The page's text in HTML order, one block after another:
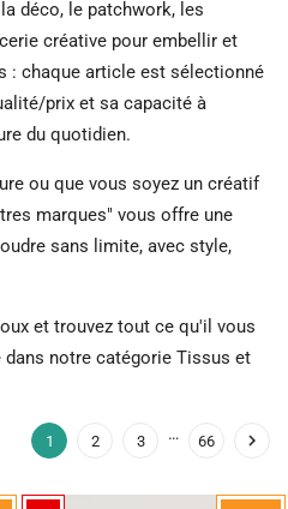
déco, le patchwork, les
créative pour embellir et
: chaque article est sélectionné
prix et sa capacité à
du quotidien.
ou que vous soyez un créatif
marques" vous offre une
sans limite, avec style,
et trouvez tout ce qu'il vous
notre catégorie Tissus et
1 2 3 … 66 